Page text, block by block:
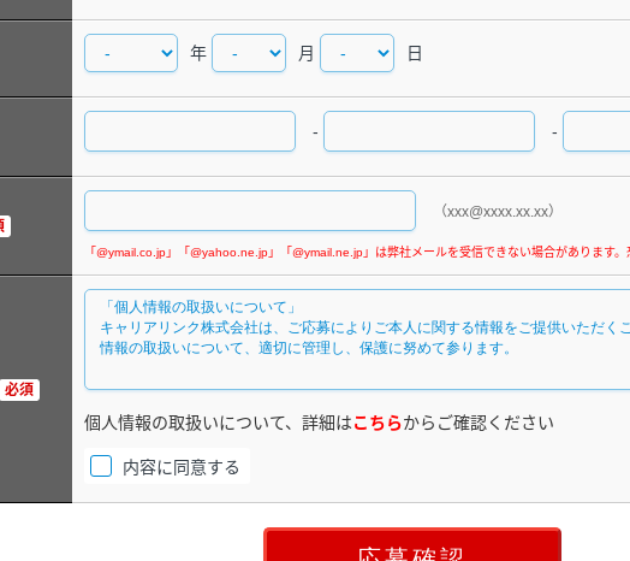
年 月 日
- -
（xxx@xxxx.xx.xx）
必須
個人情報の取扱いについて、詳細はこちらからご確認ください
内容に同意する